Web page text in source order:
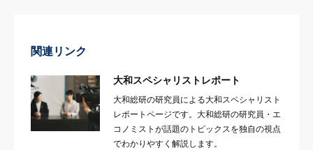
関連リンク
大和スペシャリストレポート
大和総研の研究員による大和スペシャリスト
レポートページです。大和総研の研究員・エ
コノミストが話題のトピックスを独自の視点
でわかりやすく解説します。